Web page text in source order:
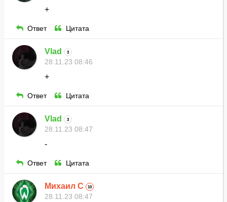
+
Ответ Цитата
Vlad 3
28.11.23 08:46
+
Ответ Цитата
Vlad 3
28.11.23 08:47
-
Ответ Цитата
Михаил С 10
28.11.23 08:47